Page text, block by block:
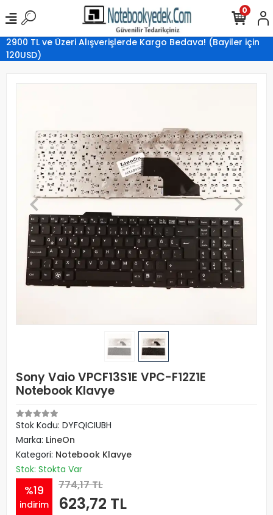
2900 TL ve Üzeri Alışverişlerde Kargo Bedava! (Bayiler için
120USD)
0
Sony Vaio VPCF13S1E VPC-F12Z1E
Notebook Klavye
Stok Kodu: DYFQICIUBH
Marka: LineOn
Kategori: Notebook Klavye
Stok: Stokta Var
%19
indirim
774,17 TL
623,72 TL